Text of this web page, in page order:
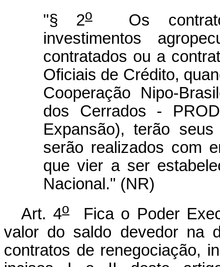
"§ 2oOs
investimentos
contratados ou a
Oficiais de Crédito,
Cooperação Nipo-
dos Cerrados -
Expansão), terão
serão realizados com
que vier a ser
Nacional." (NR)
Art. 4oFica o Poder
valor do saldo devedor na
contratos de renegociação,